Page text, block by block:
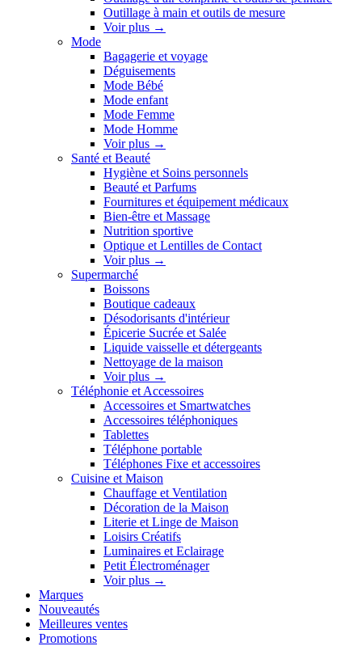
Outillage à main et outils de mesure
Voir plus →
Mode
Bagagerie et voyage
Déguisements
Mode Bébé
Mode enfant
Mode Femme
Mode Homme
Voir plus →
Santé et Beauté
Hygiène et Soins personnels
Beauté et Parfums
Fournitures et équipement médicaux
Bien-être et Massage
Nutrition sportive
Optique et Lentilles de Contact
Voir plus →
Supermarché
Boissons
Boutique cadeaux
Désodorisants d'intérieur
Épicerie Sucrée et Salée
Liquide vaisselle et détergeants
Nettoyage de la maison
Voir plus →
Téléphonie et Accessoires
Accessoires et Smartwatches
Accessoires téléphoniques
Tablettes
Téléphone portable
Téléphones Fixe et accessoires
Cuisine et Maison
Chauffage et Ventilation
Décoration de la Maison
Literie et Linge de Maison
Loisirs Créatifs
Luminaires et Eclairage
Petit Électroménager
Voir plus →
Marques
Nouveautés
Meilleures ventes
Promotions